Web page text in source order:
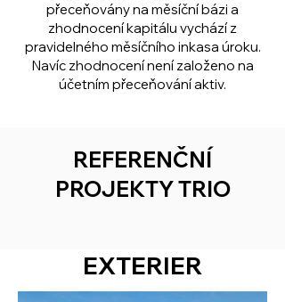
přeceňovány na měsíční bázi a
zhodnocení kapitálu vychází z
pravidelného měsíčního inkasa úroku.
Navíc zhodnocení není založeno na
účetním přeceňování aktiv.
REFERENČNÍ
PROJEKTY TRIO
EXTERIER